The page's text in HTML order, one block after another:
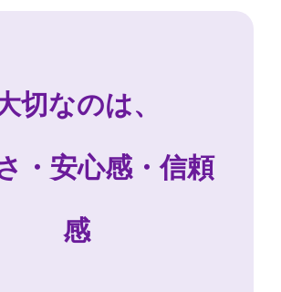
切なのは、
・安心感・信頼
感